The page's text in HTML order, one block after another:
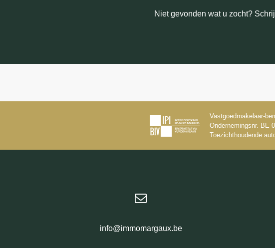
Niet gevonden wat u zocht?
Vastgoedmakelaar-
Ondernemingsnr. BE
Toezichthoudende
info@immomargaux.be